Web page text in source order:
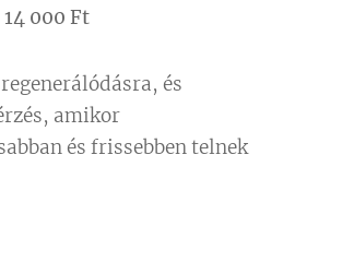
14 000 Ft
és
amikor
és frissebben telnek